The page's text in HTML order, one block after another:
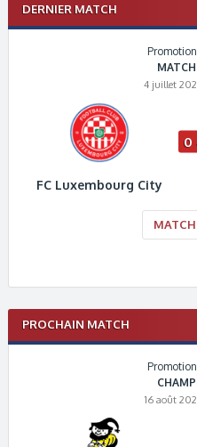
DERNIER MATCH
4 juillet
FC Luxembourg City
0
PROCHAIN MATCH
16 août